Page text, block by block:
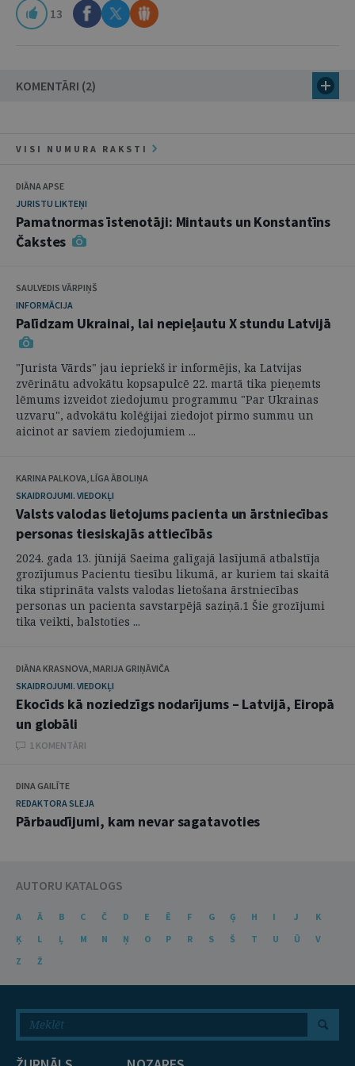
13
KOMENTĀRI (2)
VISI NUMURA RAKSTI
DIĀNA APSE
JURISTU LIKTEŅI
Pamatnormas īstenotāji: Mintauts un Konstantīns
Čakstes
SAULVEDIS VĀRPIŅŠ
INFORMĀCIJA
Palīdzam Ukrainai, lai nepieļautu X stundu Latvijā
"Jurista Vārds" jau iepriekš ir informējis, ka Latvijas
zvērinātu advokātu kopsapulcē 22. martā tika pieņemts
lēmums izveidot ziedojumu programmu "Par Ukrainas
uzvaru", advokātu kolēģijai ziedojot pirmo summu un
aicinot ar saviem ziedojumiem ...
KARINA PALKOVA, LĪGA ĀBOLIŅA
SKAIDROJUMI. VIEDOKĻI
Valsts valodas lietojums pacienta un ārstniecības
personas tiesiskajās attiecībās
2024. gada 13. jūnijā Saeima galīgajā lasījumā atbalstīja
grozījumus Pacientu tiesību likumā, ar kuriem tai skaitā
tika stiprināta valsts valodas lietošana ārstniecības
personas un pacienta savstarpējā saziņā.1 Šie grozījumi
tika veikti, balstoties ...
DIĀNA KRASNOVA, MARIJA GRIŅĀVIČA
SKAIDROJUMI. VIEDOKĻI
Ekocīds kā noziedzīgs nodarījums – Latvijā, Eiropā
un globāli
1 KOMENTĀRI
DINA GAILĪTE
REDAKTORA SLEJA
Pārbaudījumi, kam nevar sagatavoties
AUTORU KATALOGS
A Ā B C Č D E Ē F G Ģ H I J
K
Ķ
L Ļ M N Ņ O P R S Š T U Ū
V
Z
Ž